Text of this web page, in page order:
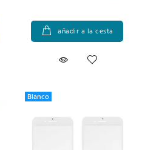
añadir a la cesta
Blanco